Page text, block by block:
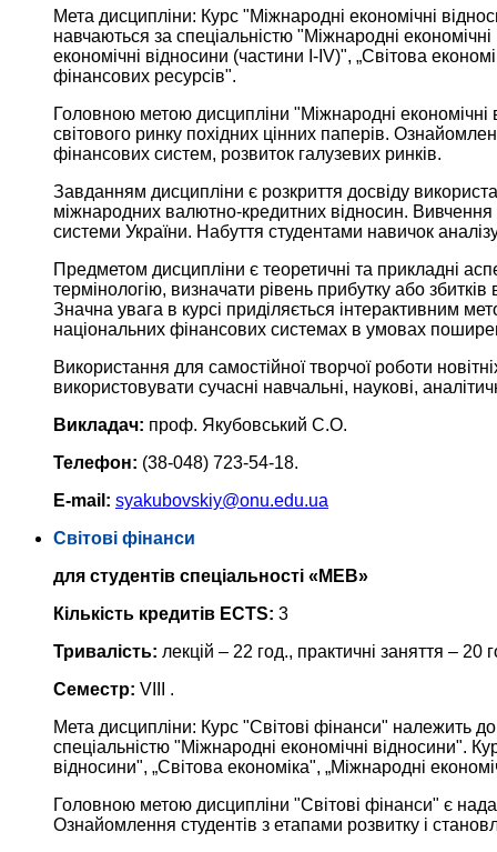
Мета дисципліни: Курс "Міжнародні економічні
навчаються за спеціальністю "Міжнародні
економічні відносини (частини І-ІV)", „Світова
фінансових ресурсів".
Головною метою дисципліни "Міжнародні
світового ринку похідних цінних паперів.
фінансових систем, розвиток галузевих ринків.
Завданням дисципліни є розкриття досвіду
міжнародних валютно-кредитних відносин.
системи України. Набуття студентами навичок
Предметом дисципліни є теоретичні та прикладні
термінологію, визначати рівень прибутку або
Значна увага в курсі приділяється інтерактивним
національних фінансових системах в умовах
Використання для самостійної творчої роботи
використовувати сучасні навчальні, наукові,
Викладач: проф. Якубовський С.О.
Телефон: (38-048) 723-54-18.
E-mail: syakubovskiy@onu.edu.ua
Світові фінанси
для студентів спеціальності «МЕВ»
Кількість кредитів ECTS: 3
Тривалість: лекцій – 22 год., практичні заняття – 20
Семестр: VIII .
Мета дисципліни: Курс "Світові фінанси" належить
спеціальністю "Міжнародні економічні відносини".
відносини", „Світова економіка", „Міжнародні
Головною метою дисципліни "Світові фінанси" є
Ознайомлення студентів з етапами розвитку і